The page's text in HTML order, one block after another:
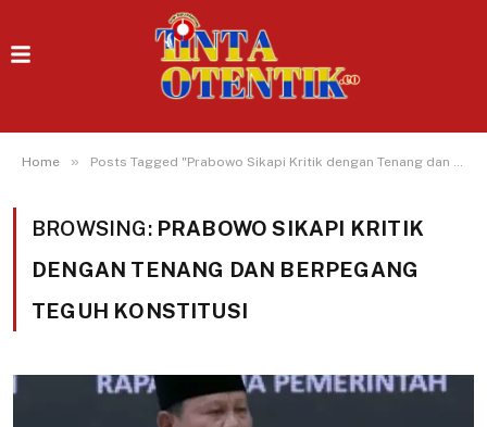
Home » Posts Tagged "Prabowo Sikapi Kritik dengan Tenang dan Berpegang Teguh Konstitusi"
BROWSING: PRABOWO SIKAPI KRITIK
DENGAN TENANG DAN BERPEGANG
TEGUH KONSTITUSI